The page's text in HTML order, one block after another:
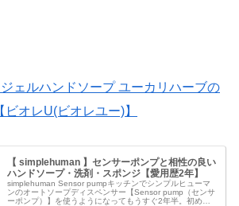
ェルハンドソープ ユーカリハーブの
オレU(ビオレユー)】
【 simplehuman 】センサーポンプと相性の良い
ハンドソープ・洗剤・スポンジ【愛用歴2年】
simplehuman Sensor pumpキッチンでシンプルヒューマ
ンのオートソープディスペンサー【Sensor pump（センサ
ーポンプ）】を使うようになってもうすぐ2年半。初めは